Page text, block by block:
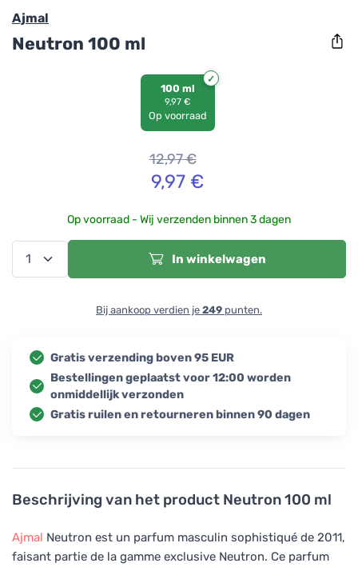
Beschrijving van het product Neutron 100 ml
Ajmal Neutron est un parfum masculin sophistiqué de 2011,
faisant partie de la gamme exclusive Neutron. Ce parfum
Ajmal
Neutron 100 ml
100 ml
9,97 €
Op voorraad
12,97€
9,97 €
Op voorraad - Wij verzenden binnen 3 dagen
In winkelwagen
Bij aankoop verdien je 249 punten.
Gratis verzending boven 95 EUR
Bestellingen geplaatst voor 12:00 worden
onmiddellijk verzonden
Gratis ruilen en retourneren binnen 90 dagen